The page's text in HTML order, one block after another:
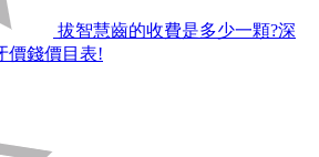
拔智慧齒的收費是多少一顆?深
價錢價目表!